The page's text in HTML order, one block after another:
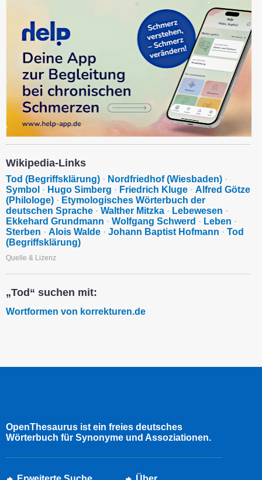
Wikipedia-Links
Tod (Begriffsklärung) · Nordfriedhof (Wiesbaden) ·
Symbol · Hugo Simberg · Friedrich Kluge · Alfred Götze
(Philologe) · Etymologisches Wörterbuch der
deutschen Sprache · Walther Mitzka · Lebewesen ·
Ekkehard Grundmann · Wolfgang Schwerd · Leben ·
Sterben · Alois Walde · Johann Baptist Hofmann · Tod
(Begriffsklärung)
Quelle & Lizenz
„Tod“ suchen mit:
Wortformen von korrekturen.de
OpenThesaurus ist ein freies deutsches
Wörterbuch für Synonyme und Assoziationen.